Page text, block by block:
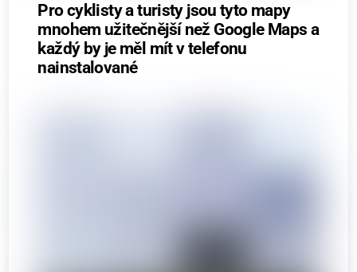
Pro cyklisty a turisty jsou tyto mapy
mnohem užitečnější než Google Maps a
každý by je měl mít v telefonu
nainstalované